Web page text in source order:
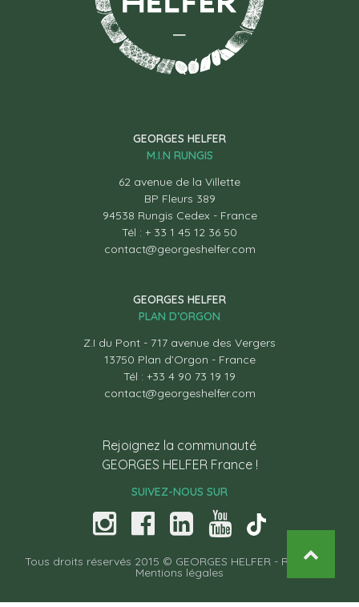
GEORGES HELFER
M.I.N RUNGIS
62 avenue de la Villette
BP Fleurs 389
94538 Rungis Cedex - France
Tél : + 33 1 45 12 36 50
contact@georgeshelfer.com
GEORGES HELFER
PLAN D’ORGON
Z.I du Pont - 717 avenue des Vergers
13750 Plan d’Orgon - France
Tél : +33 4 90 73 19 19
contact@georgeshelfer.com
Rejoignez la communauté
GEORGES HELFER France !
SUIVEZ-NOUS SUR
Tous droits réservés 2015 © GEORGES HELFER - Recettes
Mentions légales